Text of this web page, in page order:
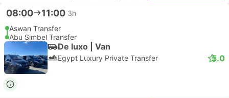
08:00 11:00 3h
Aswan Transfer
Abu Simbel Transfer
De luxo | Van
Egypt Luxury Private Transfer 5.0